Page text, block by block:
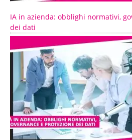
IA in azienda: obblighi normativi,
dei dati